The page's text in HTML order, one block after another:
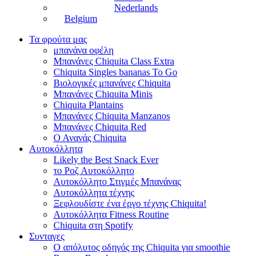
Nederlands
Belgium
Τα φρούτα μας
μπανάνα οφέλη
Μπανάνες Chiquita Class Extra
Chiquita Singles bananas To Go
Βιολογικές μπανάνες Chiquita
Μπανάνες Chiquita Minis
Chiquita Plantains
Μπανάνες Chiquita Manzanos
Μπανάνες Chiquita Red
Ο Ανανάς Chiquita
Αυτοκόλλητα
Likely the Best Snack Ever
το Ροζ Αυτοκόλλητο
Αυτοκόλλητο Στιγμές Μπανάνας
Αυτοκόλλητα τέχνης
Ξεφλουδίστε ένα έργο τέχνης Chiquita!
Αυτοκόλλητα Fitness Routine
Chiquita στη Spotify
Συνταγες
Ο απόλυτος οδηγός της Chiquita για smoothie